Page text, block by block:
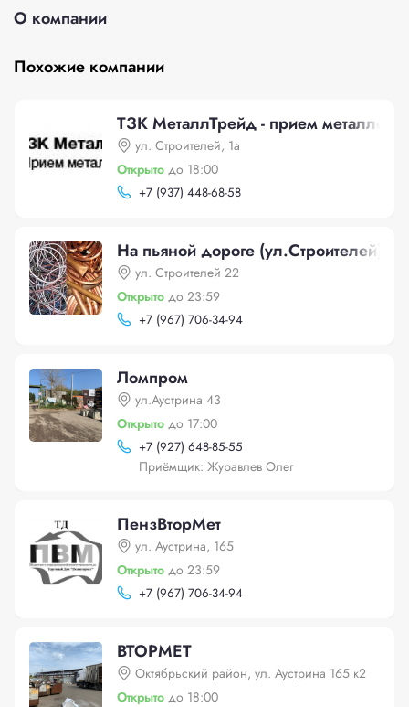
О компании
Похожие компании
ТЗК МеталлТрейд - прием
ул. Строителей, 1а
Открыто до 18:00
+7 (937) 448-68-58
На пьяной дороге (ул.Строителей)
ул. Строителей 22
Открыто до 23:59
+7 (967) 706-34-94
Ломпром
ул.Аустрина 43
Открыто до 17:00
+7 (927) 648-85-55
Приёмщик: Журавлев Олег
ПензВторМет
ул. Аустрина, 165
Открыто до 23:59
+7 (967) 706-34-94
ВТОРМЕТ
Октябрьский район, ул. Аустрина 165 к2
Открыто до 18:00